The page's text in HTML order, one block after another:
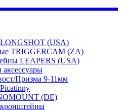
(USA)
TRIGGERCAM (ZA)
LEAPERS (USA)
Призма 9-11мм
(DE)